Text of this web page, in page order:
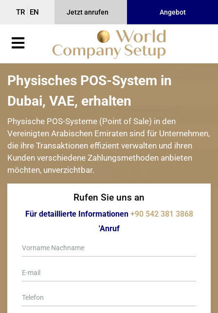
TR EN Jetzt anrufen Angebot
Physisches POS-System in
Dubai, VAE, erhalten
Physische POS-Systeme (Point of Sale) in den
Vereinigten Arabischen Emiraten sind für Unternehmen,
die ihre Transaktionen effizient verwalten und ihren
Kunden verschiedene Zahlungsmethoden anbieten
möchten, unverzichtbar.
Rufen Sie uns an
Für detaillierte Informationen +90 542 381 3868
'Anruf